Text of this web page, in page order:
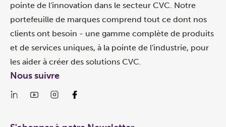
pointe de l'innovation dans le secteur CVC. Notre
portefeuille de marques comprend tout ce dont nos
clients ont besoin - une gamme complète de produits
et de services uniques, à la pointe de l'industrie, pour
les aider à créer des solutions CVC.
Nous suivre